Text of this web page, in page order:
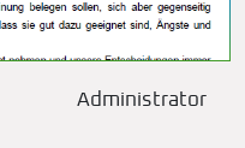
Administrator